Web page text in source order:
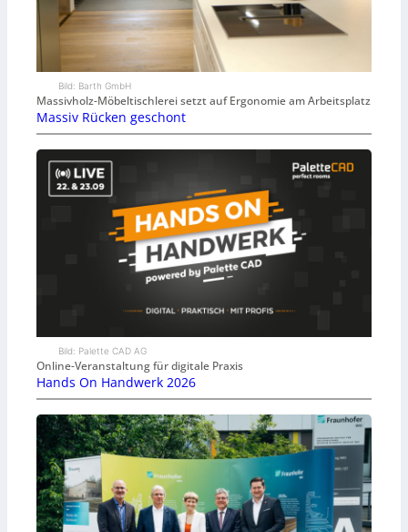
Bild: Barth GmbH
Massivholz-Möbeltischlerei setzt auf Ergonomie am Arbeitsplatz
Massiv Rücken geschont
Bild: Palette CAD AG
Online-Veranstaltung für digitale Praxis
Hands On Handwerk 2026